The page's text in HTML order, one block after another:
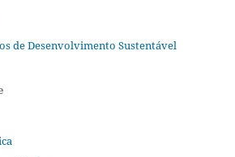
de Desenvolvimento Sustentável